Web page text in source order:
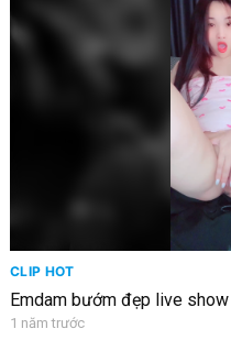
CLIP HOT
Emdam bướm đẹp live
1 năm trước